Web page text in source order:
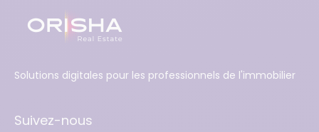
Solutions digitales pour les professionnels de l'immobilier
Suivez-nous